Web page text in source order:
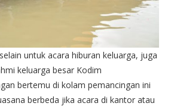
untuk acara hiburan keluarga, juga
keluarga besar Kodim
bertemu di kolam pemancingan ini
berbeda jika acara di kantor atau